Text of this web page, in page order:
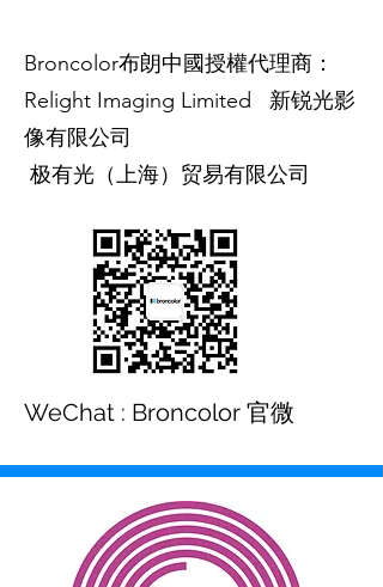
Broncolor布朗中國授權代理商：
Relight Imaging Limited 新锐光影
像有限公司
极有光（上海）贸易有限公司
WeChat : Broncolor 官微